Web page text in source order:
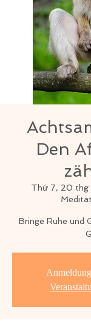
Den
Thứ 7, 20 thg
Bringe Ruhe und